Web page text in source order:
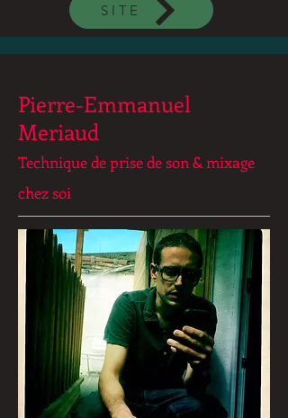
SITE
Pierre-Emmanuel
Meriaud
Technique de prise de son & mixage
chez soi